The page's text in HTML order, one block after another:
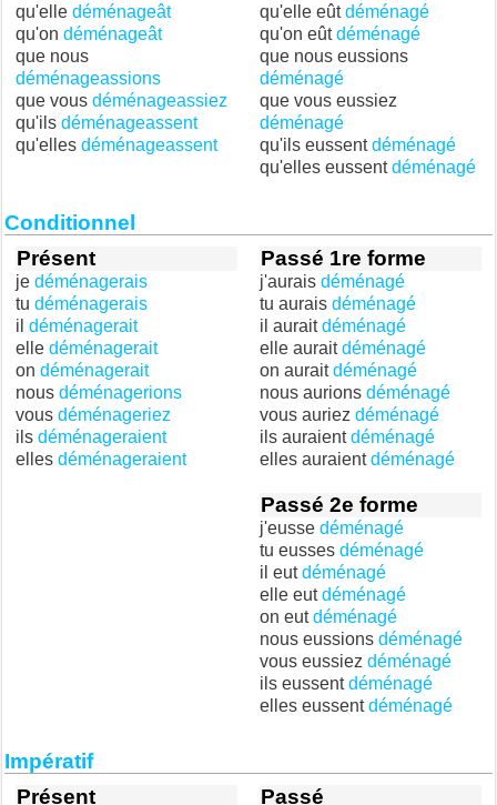
qu'elle déménageât
qu'on déménageât
que nous
déménageassions
que vous déménageassiez
qu'ils déménageassent
qu'elles déménageassent
qu'elle eûtdéménagé
qu'on eûtdéménagé
que nous eussions
déménagé
que vous eussiez
déménagé
qu'ils eussentdéménagé
qu'elles eussentdéménagé
Conditionnel
Présent
je déménagerais
tu déménagerais
il déménagerait
elle déménagerait
on déménagerait
nous déménagerions
vous déménageriez
ils déménageraient
elles déménageraient
Passé 1re forme
j'aurais déménagé
tu aurais déménagé
il auraitdéménagé
elle auraitdéménagé
on auraitdéménagé
nous aurions déménagé
vous auriez déménagé
ils auraientdéménagé
elles auraientdéménagé
Passé 2e forme
j'eusse déménagé
tu eusses déménagé
il eutdéménagé
elle eutdéménagé
on eutdéménagé
nous eussions déménagé
vous eussiez déménagé
ils eussentdéménagé
elles eussentdéménagé
Impératif
Présent
Passé